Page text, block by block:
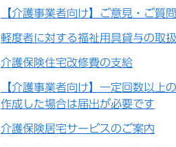
【介護事業者向け】ご意見・ご質
軽度者に対する福祉用具貸与の取
介護保険住宅改修費の支給
【介護事業者向け】一定回数以上
作成した場合は届出が必要です
介護保険居宅サービスのご案内